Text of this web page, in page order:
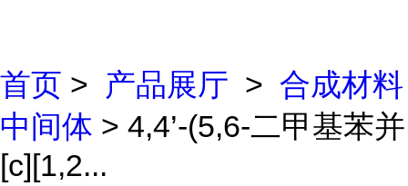
首页 > 产品展厅 > 合成材料
中间体 > 4,4’-(5,6-二甲基苯并
[c][1,2...